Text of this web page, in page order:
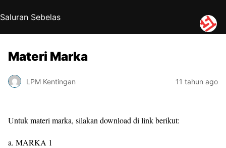
Saluran Sebelas
Materi Marka
LPM Kentingan 11 tahun ago
Untuk materi marka, silakan download di link berikut:
a. MARKA 1